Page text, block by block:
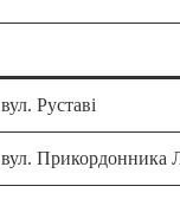
вул. Руставі
вул. Прикордонника